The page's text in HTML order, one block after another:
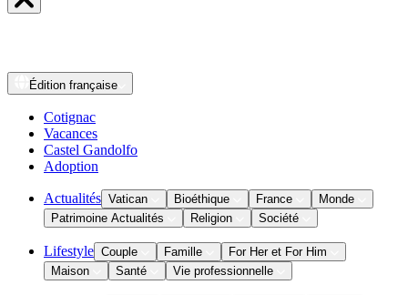
Édition française
Cotignac
Vacances
Castel Gandolfo
Adoption
Actualités Vatican Bioéthique France
Monde
Patrimoine Actualités
Religion Société
Lifestyle Couple Famille
For Her et For Him
Maison
Santé Vie professionnelle